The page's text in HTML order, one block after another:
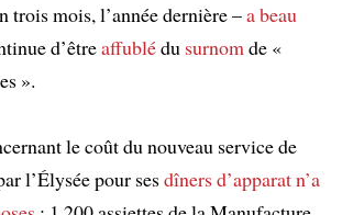
trois mois, l’année dernière –a beau
d’êtreaffublédu surnomde «
».
le coût du nouveau service de
l’Élysée pour sesdîners d’apparatn’a